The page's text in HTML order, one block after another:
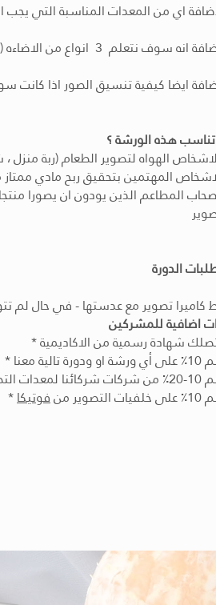
نتعلم 3 انواع من الاضاءه (الطبيعية > الفلاش > المنعكسة) واسرار التعامل معها
ايضا كيفية تنسيق الصور اذا كانت
هذه الورشة ؟
المطاعم الذين يودون ان يصورا
كاميرا تصوير مع عدستها - في حال لم
اضافية للمشركين
من فوتيكا
Call / WahtsApp
00971569210000